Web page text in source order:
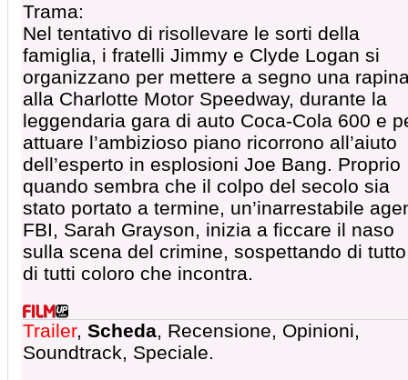
Trama:
Nel tentativo di risollevare le sorti della
famiglia, i fratelli Jimmy e Clyde Logan si
organizzano per mettere a segno una
alla Charlotte Motor Speedway, durante la
leggendaria gara di auto Coca-Cola 600 e
attuare l’ambizioso piano ricorrono all’aiuto
dell’esperto in esplosioni Joe Bang. Proprio
quando sembra che il colpo del secolo sia
stato portato a termine, un’inarrestabile
FBI, Sarah Grayson, inizia a ficcare il naso
sulla scena del crimine, sospettando di
di tutti coloro che incontra.
Trailer, Scheda, Recensione, Opinioni,
Soundtrack, Speciale.